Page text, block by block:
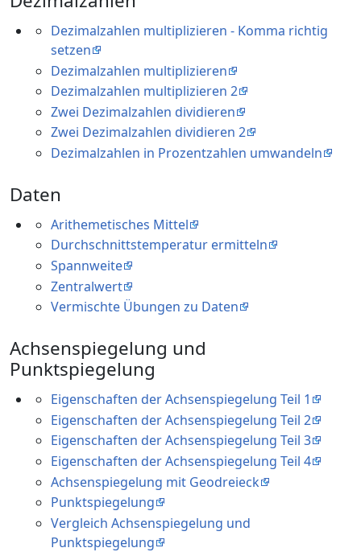
Dezimalzahlen multiplizieren - Komma richtig
setzen
Dezimalzahlen multiplizieren
Dezimalzahlen multiplizieren 2
Zwei Dezimalzahlen dividieren
Zwei Dezimalzahlen dividieren 2
Dezimalzahlen in Prozentzahlen umwandeln
Daten
Arithemetisches Mittel
Durchschnittstemperatur ermitteln
Spannweite
Zentralwert
Vermischte Übungen zu Daten
Achsenspiegelung und
Punktspiegelung
Eigenschaften der Achsenspiegelung Teil 1
Eigenschaften der Achsenspiegelung Teil 2
Eigenschaften der Achsenspiegelung Teil 3
Eigenschaften der Achsenspiegelung Teil 4
Achsenspiegelung mit Geodreieck
Punktspiegelung
Vergleich Achsenspiegelung und
Punktspiegelung